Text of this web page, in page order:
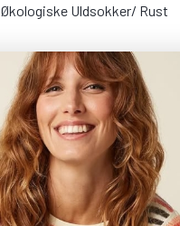
Økologiske Uldsokker/ Rust
50,00 DKK 100,00 DKK
Se produktet